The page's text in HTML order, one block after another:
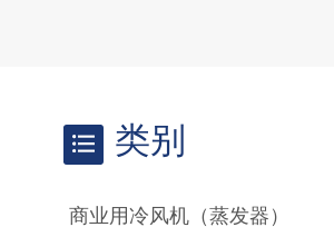
类别
商业用冷风机（蒸发器）